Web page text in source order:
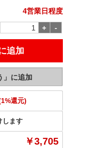
4営業日程度
還元)
します
￥3,705